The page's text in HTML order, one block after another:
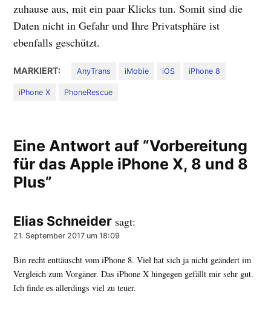
zuhause aus, mit ein paar Klicks tun. Somit sind die
Daten nicht in Gefahr und Ihre Privatsphäre ist
ebenfalls geschützt.
MARKIERT: AnyTrans iMobie iOS iPhone 8
iPhone X PhoneRescue
Eine Antwort auf “Vorbereitung
für das Apple iPhone X, 8 und 8
Plus”
Elias Schneider sagt:
21. September 2017 um 18:09
Bin recht enttäuscht vom iPhone 8. Viel hat sich ja nicht geändert im
Vergleich zum Vorgäner. Das iPhone X hingegen gefällt mir sehr gut.
Ich finde es allerdings viel zu teuer.